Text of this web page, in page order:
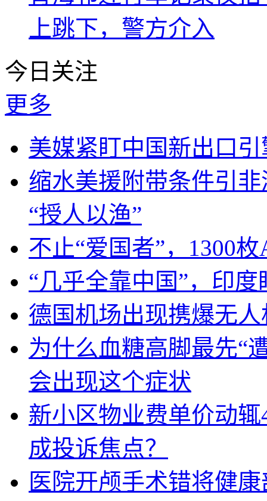
上跳下，警方介入
今日关注
更多
美媒紧盯中国新出口
缩水美援附带条件引
“授人以渔”
不止“爱国者”，1300
“几乎全靠中国”，印
德国机场出现携爆无
为什么血糖高脚最先“
会出现这个症状
新小区物业费单价动
成投诉焦点？
医院开颅手术错将健